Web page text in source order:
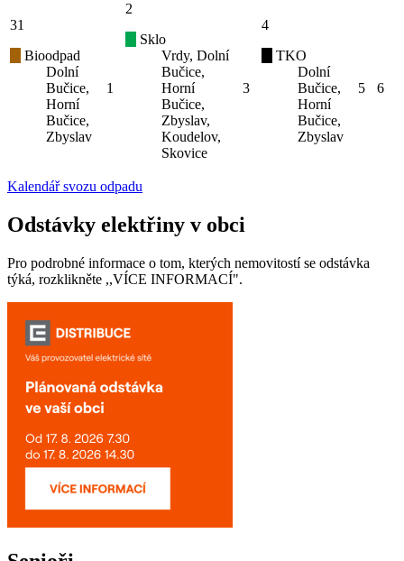
31
Bioodpad
Dolní
Bučice,
Horní
Bučice,
Zbyslav
1
2
Sklo
Vrdy, Dolní
Bučice,
Horní
Bučice,
Zbyslav,
Koudelov,
Skovice
3
4
TKO
Dolní
Bučice,
Horní
Bučice,
Zbyslav
5 6
Kalendář svozu odpadu
Odstávky elektřiny v obci
Pro podrobné informace o tom, kterých nemovitostí se odstávka
týká, rozklikněte ,,VÍCE INFORMACÍ".